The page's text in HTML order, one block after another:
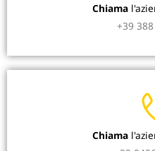
Chiama
+39
Chiama